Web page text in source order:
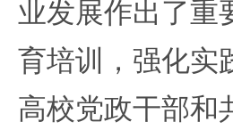
业发展作出了重
育培训，强化实
高校党政干部和